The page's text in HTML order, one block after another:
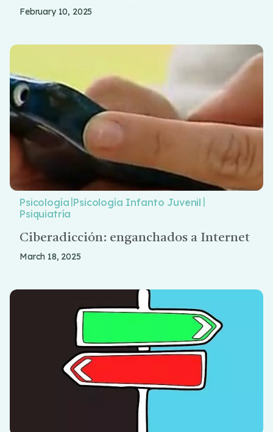
February 10, 2025
Psicología |Psicología Infanto Juvenil |
Psiquiatría
Ciberadicción: enganchados a Internet
March 18, 2025